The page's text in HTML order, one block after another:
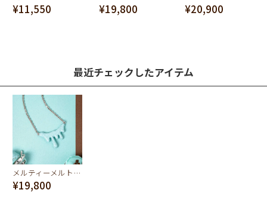
¥11,550 ¥19,800 ¥20,900
最近チェックしたアイテム
メルティーメルト ネックレス(ミントチョコレート×シルバー)
¥19,800